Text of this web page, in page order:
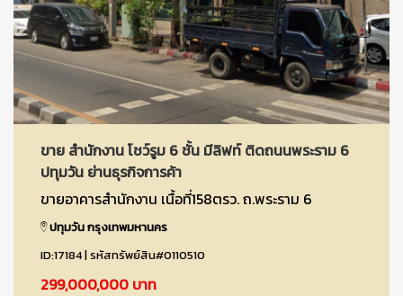
ขาย สำนักงาน โชว์รูม 6 ชั้น มีลิฟท์ ติดถนนพระราม 6
ปทุมวัน ย่านธุรกิจการค้า
ขายอาคารสำนักงาน เนื้อที่158ตรว. ถ.พระราม 6
ปทุมวัน กรุงเทพมหานคร
ID:17184 | รหัสทรัพย์สิน#0110510
299,000,000 บาท